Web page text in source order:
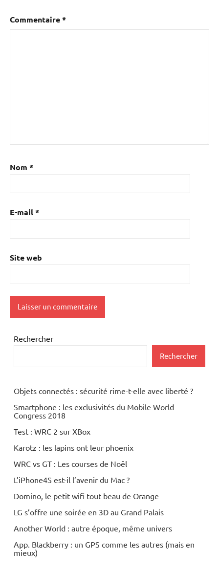
Commentaire*
Nom *
E-mail*
Site web
Rechercher
Rechercher
Objets connectés : sécurité rime-t-elle avec liberté ?
Smartphone : les exclusivités du Mobile World
Congress 2018
Test : WRC 2 sur XBox
Karotz : les lapins ont leur phoenix
WRC vs GT : Les courses de Noël
L’iPhone4S est-il l’avenir du Mac ?
Domino, le petit wifi tout beau de Orange
LG s’offre une soirée en 3D au Grand Palais
Another World : autre époque, même univers
App. Blackberry : un GPS comme les autres (mais en
mieux)